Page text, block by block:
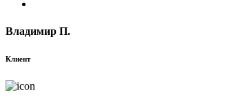
Владимир П.
Клиент